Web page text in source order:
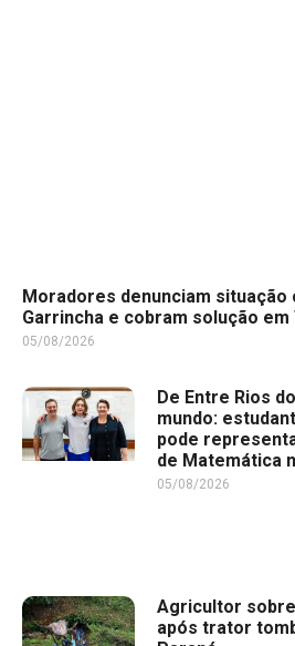
Moradores denunciam situação
Garrincha e cobram solução em
05/08/2026
De Entre Rios
mundo:
pode
de Matemática
05/08/2026
Agricultor
após trator